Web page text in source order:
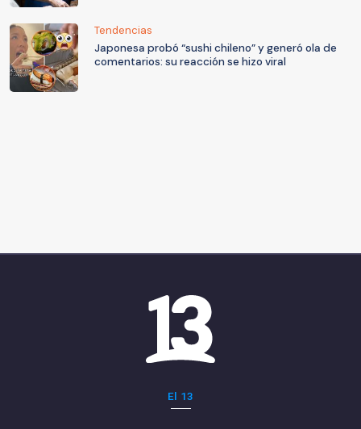
Tendencias
Japonesa probó “sushi chileno” y generó ola de
comentarios: su reacción se hizo viral
El 13